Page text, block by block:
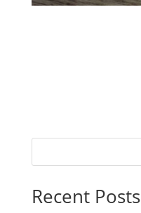
Recent Posts